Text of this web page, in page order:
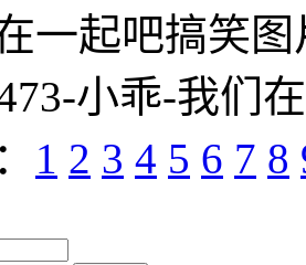
一起吧搞笑图
小乖-我们
1 2 3 4 5 6 7 8